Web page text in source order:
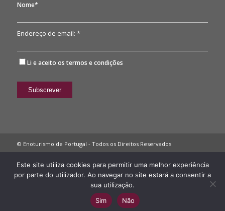
Nome*
Endereço de email: *
Li e aceito os termos e condições
© Enoturismo de Portugal - Todos os Direitos Reservados
Política de Privacidade
Este site utiliza cookies para permitir uma melhor experiência
por parte do utilizador. Ao navegar no site estará a consentir a
sua utilização.
Sim
Não